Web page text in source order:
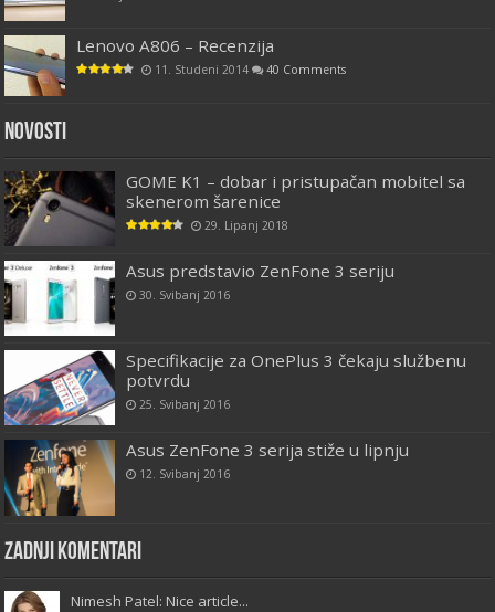
Lenovo A806 – Recenzija
11. Studeni 2014 40 Comments
Novosti
GOME K1 – dobar i pristupačan mobitel sa
skenerom šarenice
29. Lipanj 2018
Asus predstavio ZenFone 3 seriju
30. Svibanj 2016
Specifikacije za OnePlus 3 čekaju službenu
potvrdu
25. Svibanj 2016
Asus ZenFone 3 serija stiže u lipnju
12. Svibanj 2016
Zadnji komentari
Nimesh Patel: Nice article...